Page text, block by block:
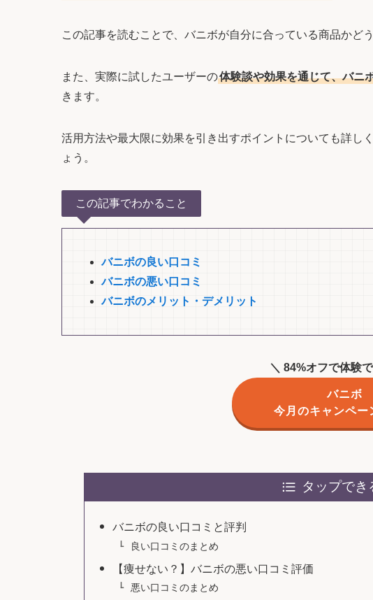
この記事を読むことで、バニボが自分に合っている商品かど
また、実際に試したユーザーの体験談や効果を通じて、バニ
きます。
活用方法や最大限に効果を引き出すポイントについても詳し
ょう。
この記事でわかること
バニボの良い口コミ
バニボの悪い口コミ
バニボのメリット・デメリット
＼ 84%オフで体験
バニボ
今月のキャンペー
タップでき
バニボの良い口コミと評判
良い口コミのまとめ
【痩せない？】バニボの悪い口コミ評価
悪い口コミのまとめ